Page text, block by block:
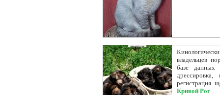
владельцев
базе данных
регистрация
Кривой Рог